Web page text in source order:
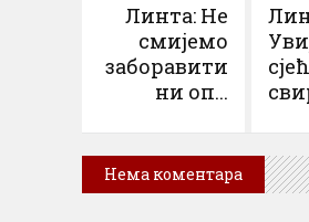
Линта: Не
смијемо
заборавити
ни оп...
Нема коментара